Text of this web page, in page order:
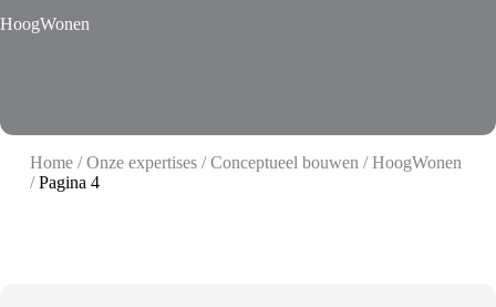
HoogWonen
Home/Onze expertises/Conceptueel bouwen /HoogWonen
/Pagina 4